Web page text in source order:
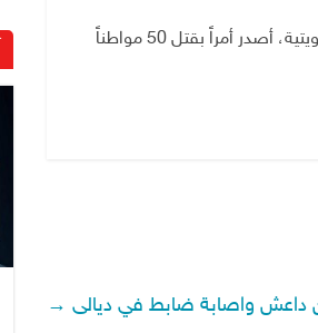
وكان رجل شرطة كويتي، كشف خلال لقاء تلفزيوني ان مسؤولاً رفيعاً في وزارة الداخلية الكويتية، أصدر أمراً بقتل 50 مواطناً
واصابة ضابط في ديالى →